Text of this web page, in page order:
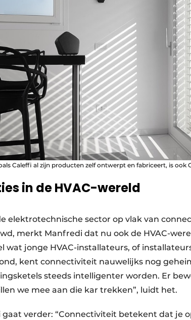
Caleffi al zijn producten zelf ontwerpt en fabriceert, is ook
in de HVAC-wereld
elektrotechnische sector op vlak van
merkt Manfredi dat nu ook de HVAC-
wat jonge HVAC-installateurs, of
kent connectiviteit nauwelijks nog
steeds intelligenter worden. Er
we mee aan die kar trekken”, luidt het.
gaat verder: “Connectiviteit betekent dat je